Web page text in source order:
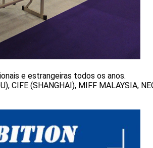
e estrangeiras todos os anos.
CIFE (SHANGHAI), MIFF MALAYSIA,